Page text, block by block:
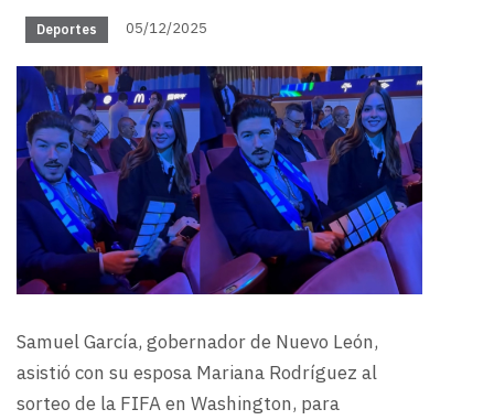
Deportes 05/12/2025
Samuel García, gobernador de Nuevo León,
asistió con su esposa Mariana Rodríguez al
sorteo de la FIFA en Washington, para